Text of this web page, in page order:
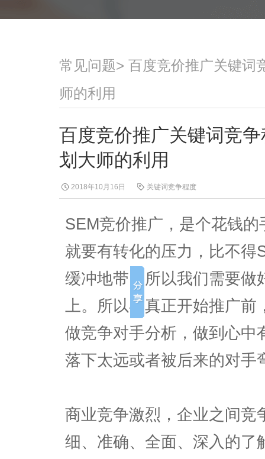
常见问题> 百度竞价推广关键
师的利用
百度竞价推广关键词竞
划大师的利用
2018年10月16日 关键词竞争程度
SEM竞价推广，是个花钱
就要有转化的压力，比不得
缓冲地带，所以我们需要做
上。所以在真正开始推广
做竞争对手分析，做到心中
落下太远或者被后来的对手
商业竞争激烈，企业之间竞
细、准确、全面、深入的了